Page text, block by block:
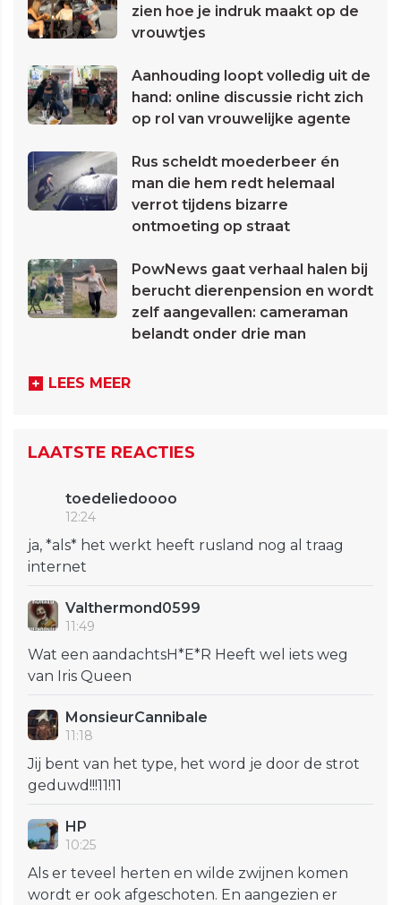
zien hoe je indruk maakt op de
vrouwtjes
Aanhouding loopt volledig uit de
hand: online discussie richt zich
op rol van vrouwelijke agente
Rus scheldt moederbeer én
man die hem redt helemaal
verrot tijdens bizarre
ontmoeting op straat
PowNews gaat verhaal halen bij
berucht dierenpension en wordt
zelf aangevallen: cameraman
belandt onder drie man
LEES MEER
LAATSTE REACTIES
toedeliedoooo
12:24
ja, *als* het werkt heeft rusland nog al traag
internet
Valthermond0599
11:49
Wat een aandachtsH*E*R Heeft wel iets weg
van Iris Queen
MonsieurCannibale
11:18
Jij bent van het type, het word je door de strot
geduwd!!!11!11
HP
10:25
Als er teveel herten en wilde zwijnen komen
wordt er ook afgeschoten. En aangezien er